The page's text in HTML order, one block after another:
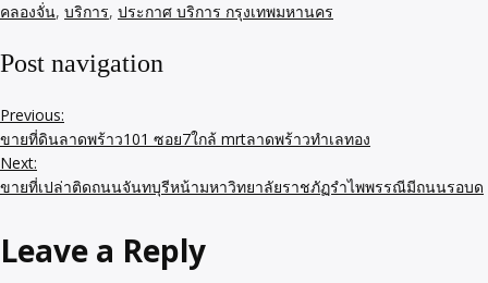
คลองจั่น, บริการ, ประกาศ บริการ กรุงเทพมหานคร
Post navigation
Previous:
ขายที่ดินลาดพร้าว101 ซอย7ใกล้ mrtลาดพร้าวทำเลทอง
Next:
ขายที่เปล่าติดถนนจันทบุรีหน้ามหาวิทยาลัยราชภัฏรําไพพรรณีมีถนนรอบด
Leave a Reply